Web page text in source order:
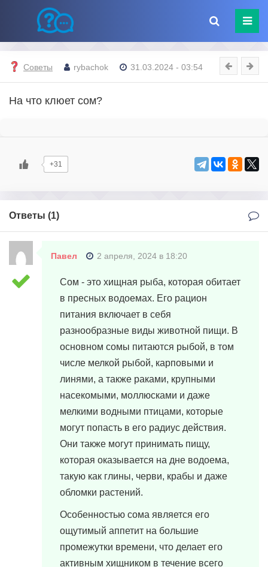
Советы rybachok 31.03.2024 - 03:54
На что клюет сом?
+31
Ответы (1)
Павел 2 апреля, 2024 в 18:20
Сом - это хищная рыба, которая обитает
в пресных водоемах. Его рацион
питания включает в себя
разнообразные виды животной пищи. В
основном сомы питаются рыбой, в том
числе мелкой рыбой, карповыми и
линями, а также раками, крупными
насекомыми, моллюсками и даже
мелкими водными птицами, которые
могут попасть в его радиус действия.
Они также могут принимать пищу,
которая оказывается на дне водоема,
такую как глины, черви, крабы и даже
обломки растений.
Особенностью сома является его
ощутимый аппетит на большие
промежутки времени, что делает его
активным хищником в течение всего